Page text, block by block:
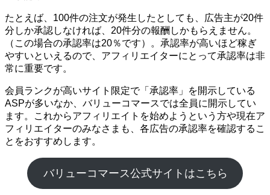
たとえば、100件の注文が発生したとしても、広告主が20件
分しか承認しなければ、20件分の報酬しかもらえません。
（この場合の承認率は20％です）。承認率が高いほど稼ぎ
やすいといえるので、アフィリエイターにとって承認率は非
常に重要です。
会員ランクが高いサイト限定で「承認率」を開示している
ASPが多いなか、バリューコマースでは全員に開示してい
ます。これからアフィリエイトを始めようという方や現在ア
フィリエイターのみなさまも、各広告の承認率を確認するこ
とをおすすめします。
バリューコマース公式サイトはこちら